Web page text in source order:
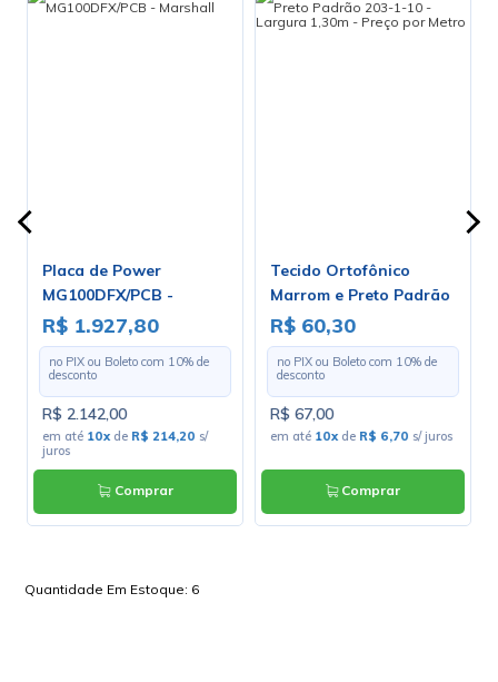
Placa de Power
MG100DFX/PCB -
Marshall
R$ 1.927,80
no PIX ou Boleto com 10% de
desconto
R$ 2.142,00
em até 10xde R$ 214,20 s/
juros
Comprar
Tecido Ortofônico
Marrom e Preto Padrão
203-1-10 - Largura 1,30m
- Preço por Metro
R$ 60,30
no PIX ou Boleto com 10% de
desconto
R$ 67,00
em até 10xde R$ 6,70 s/ juros
Comprar
Quantidade Em Estoque: 6